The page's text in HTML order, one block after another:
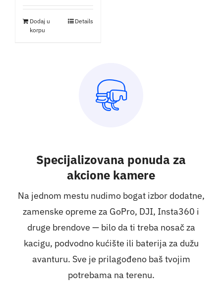
Dodaj u
korpu
Details
Specijalizovana ponuda za
akcione kamere
Na jednom mestu nudimo bogat izbor dodatne,
zamenske opreme za GoPro, DJI, Insta360 i
druge brendove — bilo da ti treba nosač za
kacigu, podvodno kućište ili baterija za dužu
avanturu. Sve je prilagođeno baš tvojim
potrebama na terenu.